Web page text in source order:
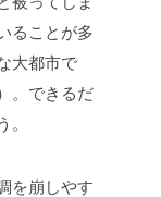
ることが多
大都市で
。できるだ
。
を崩しやす